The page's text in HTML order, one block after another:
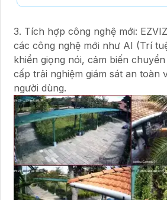
3. Tích hợp công nghệ mới:
các công nghệ mới như AI (Trí
khiển giọng nói, cảm biến
cấp trải nghiệm giám sát an toàn
người dùng.